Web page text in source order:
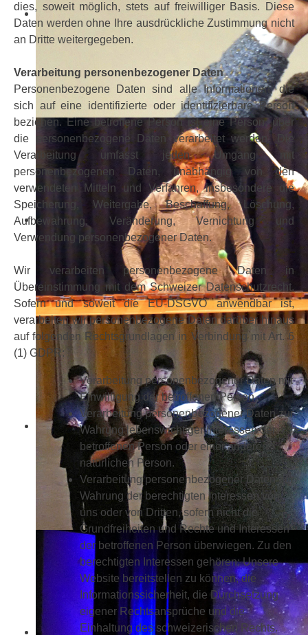
dies, soweit möglich, stets auf freiwilliger Basis. Diese
Daten werden ohne Ihre ausdrückliche Zustimmung nicht
an Dritte weitergegeben.
Verarbeitung personenbezogener Daten
Personenbezogene Daten sind alle Informationen, die
sich auf eine identifizierte oder identifizierbare Person
beziehen. Eine betroffene Person ist eine Person, über
die personenbezogene Daten verarbeitet werden. Die
Verarbeitung umfasst jeden Umgang mit
personenbezogenen Daten, unabhängig von den
verwendeten Mitteln und Verfahren, insbesondere die
Speicherung, Weitergabe, Beschaffung, Löschung,
Aufbewahrung, Veränderung, Vernichtung und
Verwendung personenbezogener Daten.
Wir verarbeiten personenbezogene Daten in
Übereinstimmung mit dem Schweizer Datenschutzrecht.
Sofern und soweit die EU-DSGVO anwendbar ist,
verarbeiten wir personenbezogene Daten darüber hinaus
auf folgenden Rechtsgrundlagen in Verbindung mit Art. 6
(1) GDPR:
Verarbeitung personenbezogener Daten mit
Einwilligung der betroffenen Person.
Verarbeitung personenbezogener Daten zur
Wahrung lebenswichtiger Interessen der
betroffenen Person oder einer anderen
natürlichen Person.
Verarbeitung personenbezogener Daten zur
Wahrung der berechtigten Interessen von
uns oder von Dritten, sofern nicht die
Grundfreiheiten und Rechte und Interessen
der betroffenen Person überwiegen. Zu den
berechtigten Interessen gehören: Unsere
Website bereitstellen zu können, die
Informationssicherheit, die Durchsetzung
eigener Rechtsansprüche und die
Einhaltung des schweizerischen Rechts.